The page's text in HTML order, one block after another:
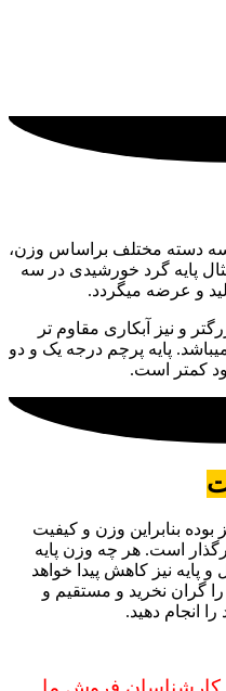
سه دسته مختلف براساس وزن،
پایه گرد خورشیدی در سه
و عرضه میگردد.
و نیز آبکاری مقاوم تر
حدود 12 کیلوگرم میباشد. پایه پرچم درجه یک و دو
کمتر است.
بوده بنابراین وزن و کیفیت
است. هر چه وزن پایه
نیز کاهش پیدا خواهد
گران نخرید و مستقیم و
انجام دهید.